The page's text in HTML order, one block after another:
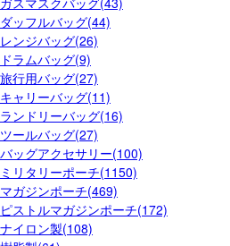
ダッフルバッグ(44)
レンジバッグ(26)
ドラムバッグ(9)
旅行用バッグ(27)
キャリーバッグ(11)
ランドリーバッグ(16)
ツールバッグ(27)
バッグアクセサリー(100)
ミリタリーポーチ(1150)
マガジンポーチ(469)
ピストルマガジンポーチ(172)
ナイロン製(108)